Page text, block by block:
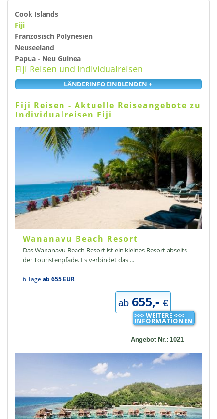
Cook Islands
Fiji
Französisch Polynesien
Neuseeland
Papua - Neu Guinea
Fiji Reisen und Individualreisen
Fiji Reisen - Aktuelle Reiseangebote zu
Individualreisen Fiji
Wananavu Beach Resort
Das Wananavu Beach Resort ist ein kleines Resort abseits
der Touristenpfade. Es verbindet das ...
6 Tage ab 655 EUR
ab 655,- €
>>> WEITERE <<<
INFORMATIONEN
Angebot Nr.: 1021